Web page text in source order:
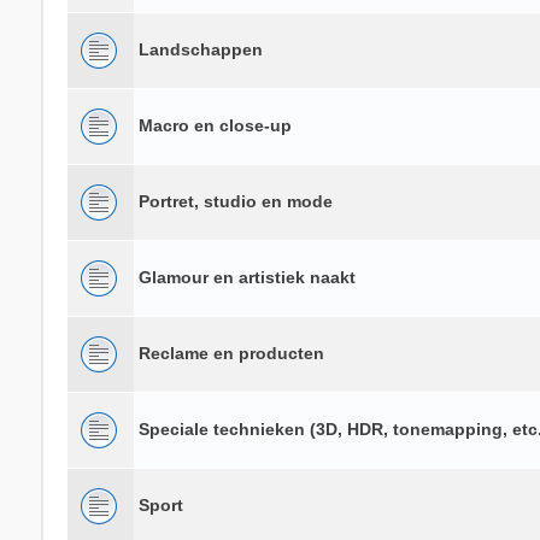
Landschappen
Macro en close-up
Portret, studio en mode
Glamour en artistiek naakt
Reclame en producten
Speciale technieken (3D, HDR, tonemapping,
Sport